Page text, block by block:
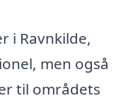
i Ravnkilde,
men også
til områdets